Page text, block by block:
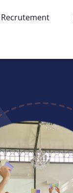
Recrutement